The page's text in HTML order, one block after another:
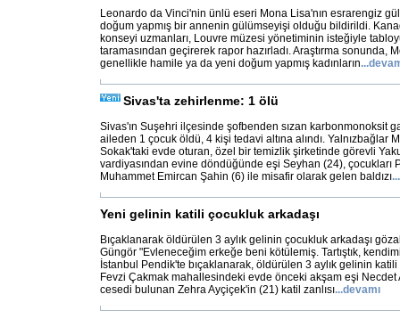
Leonardo da Vinci'nin ünlü eseri Mona Lisa'nın esrarengiz
doğum yapmış bir annenin gülümseyişi olduğu bildirildi.
konseyi uzmanları, Louvre müzesi yönetiminin isteğiyle
taramasından geçirerek rapor hazırladı. Araştırma sonunda,
genellikle hamile ya da yeni doğum yapmış kadınların...
Sivas'ta zehirlenme: 1 ölü
Sivas'ın Suşehri ilçesinde şofbenden sızan karbonmonoksit
aileden 1 çocuk öldü, 4 kişi tedavi altına alındı. Yalnızbağlar
Sokak'taki evde oturan, özel bir temizlik şirketinde görevli
vardiyasından evine döndüğünde eşi Seyhan (24), çocukları
Muhammet Emircan Şahin (6) ile misafir olarak gelen baldızı...
Yeni gelinin katili çocukluk arkadaşı
Bıçaklanarak öldürülen 3 aylık gelinin çocukluk arkadaşı
Güngör "Evleneceğim erkeğe beni kötülemiş. Tartıştık,
İstanbul Pendik'te bıçaklanarak, öldürülen 3 aylık gelinin katili
Fevzi Çakmak mahallesindeki evde önceki akşam eşi Necdet
cesedi bulunan Zehra Ayçiçek'in (21) katil zanlısı...devamı